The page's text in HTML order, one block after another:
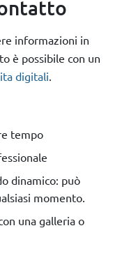
informazioni in
è possibile con un
digitali.
tempo
dinamico: può
momento.
una galleria o